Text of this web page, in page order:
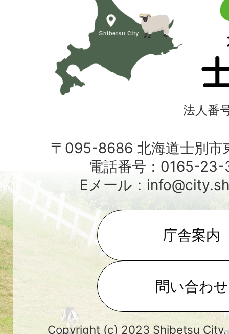
別
市
法人番
〒095-8686 北海道士別市
電話番号：0165-23-
Eメール：
庁舎案内
問い合わせ
Copyright (c) 2023 Shibetsu City.